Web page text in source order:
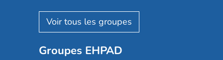
Nohée
Les Résidentiels
Mobicap
Groupes EHPAD